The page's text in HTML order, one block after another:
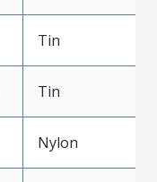
Tin
Tin
Nylon